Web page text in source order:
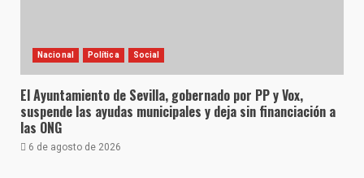
Nacional Política Social
El Ayuntamiento de Sevilla, gobernado por PP y Vox,
suspende las ayudas municipales y deja sin financiación a
las ONG
6 de agosto de 2026